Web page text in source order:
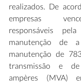
realizados. De
empresas
responsáveis
manutenção de
manutenção de
transmissão e
ampères (MVA)